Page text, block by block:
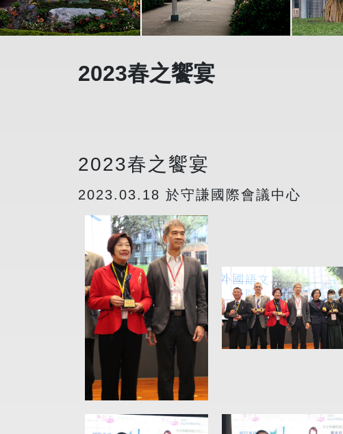
2023春之饗宴
2023春之饗宴
2023.03.18 於守謙國際會議中心